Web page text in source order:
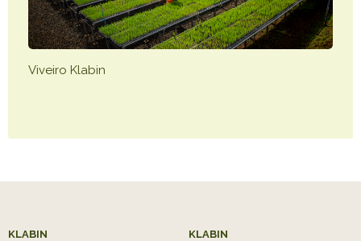
Viveiro Klabin
KLABIN KLABIN